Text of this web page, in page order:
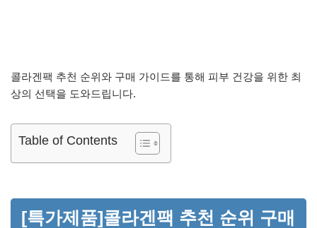
콜라겐팩 추천 순위와 구매 가이드를 통해 피부 건강을 위한 최
상의 선택을 도와드립니다.
Table of Contents
[특가제품]콜라겐팩 추천 순위 구매